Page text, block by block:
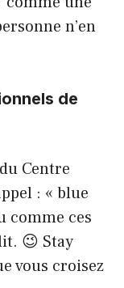
n’en
de
Centre
: « blue
comme ces
😉 Stay
vous croisez